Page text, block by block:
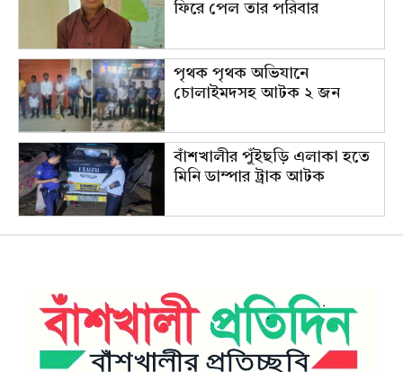
ফিরে পেল তার পরিবার
পৃথক পৃথক অভিযানে
চোলাইমদসহ আটক ২ জন
বাঁশখালীর পুঁইছড়ি এলাকা হতে
মিনি ডাম্পার ট্রাক আটক